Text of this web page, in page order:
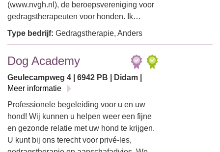
(www.nvgh.nl), de beroepsvereniging voor
gedragstherapeuten voor honden. Ik…
Type bedrijf: Gedragstherapie, Anders
Dog Academy
Geulecampweg 4 | 6942 PB | Didam |
Meer informatie
Professionele begeleiding voor u en uw
hond! Wij kunnen u helpen weer een fijne
en gezonde relatie met uw hond te krijgen.
U kunt bij ons terecht voor privé-les,